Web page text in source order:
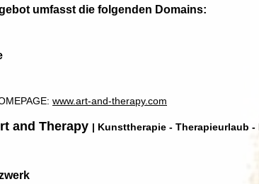
umfasst die folgenden Domains:
www.art-and-therapy.com
and Therapy | Kunsttherapie - Therapieurlaub -